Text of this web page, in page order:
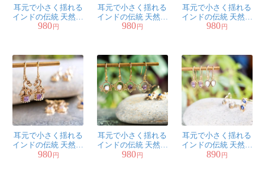
耳元で小さく揺れる
インドの伝統 天然石
の一粒ピアス - リーフ
980 円
耳元で小さく揺れる
インドの伝統 天然石
の一粒ピアス - クレセ
980 円
耳元で小さく揺れる
インドの伝統 天然石
の一粒ピアス - フラワ
980 円
耳元で小さく揺れる
インドの伝統 天然石
の一粒ピアス - 蔓草
980円
耳元で小さく揺れる
インドの伝統 天然石
の一粒ピアス - フラワ
980円
耳元で小さく揺れる
インドの伝統 天然石
の一粒ピアス - ティア
890円